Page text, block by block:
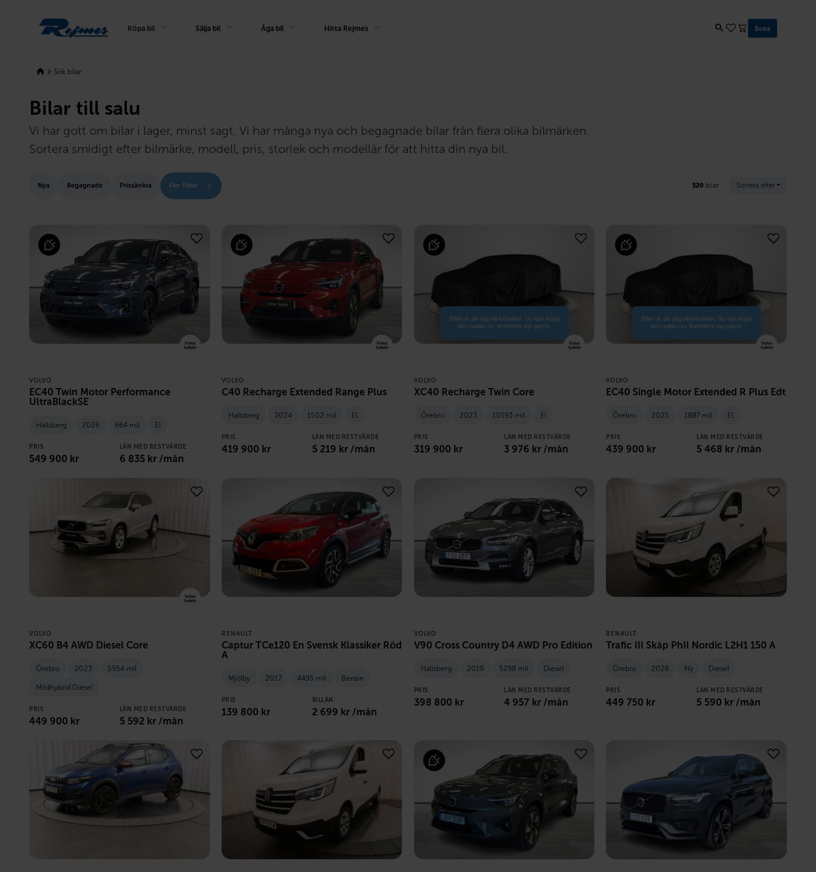
Köpa bil Sälja bil Äga bil Hitta Rejmes Boka
Sök bilar
Bilar till salu
Vi har gott om bilar i lager, minst sagt. Vi har många nya och begagnade bilar från flera olika bilmärken.
Sortera smidigt efter bilmärke, modell, pris, storlek och modellår för att hitta din nya bil.
Nya Begagnade Prissänkta Fler Filter 520 bilar Sortera efter
VOLVO
EC40 Twin Motor Performance
UltraBlackSE
Hallsberg 2026 664 mil El
PRIS
549 900 kr
LÅN MED RESTVÄRDE
6 835 kr /mån
VOLVO
C40 Recharge Extended Range Plus
Hallsberg 2024 1502 mil El
PRIS
419 900 kr
LÅN MED RESTVÄRDE
5 219 kr /mån
VOLVO
XC40 Recharge Twin Core
Örebro 2023 10193 mil El
PRIS
319 900 kr
LÅN MED RESTVÄRDE
3 976 kr /mån
VOLVO
EC40 Single Motor Extended R Plus Edt
Örebro 2025 1887 mil El
PRIS
439 900 kr
LÅN MED RESTVÄRDE
5 468 kr /mån
VOLVO
XC60 B4 AWD Diesel Core
Örebro 2023 5954 mil
Mildhybrid Diesel
PRIS
449 900 kr
LÅN MED RESTVÄRDE
5 592 kr /mån
RENAULT
Captur TCe120 En Svensk Klassiker Röd
A
Mjölby 2017 4495 mil Bensin
PRIS
139 800 kr
BILLÅN
2 699 kr /mån
VOLVO
V90 Cross Country D4 AWD Pro Edition
Hallsberg 2019 5298 mil Diesel
PRIS
398 800 kr
LÅN MED RESTVÄRDE
4 957 kr /mån
RENAULT
Trafic III Skåp PhII Nordic L2H1 150 A
Örebro 2026 Ny Diesel
PRIS
449 750 kr
LÅN MED RESTVÄRDE
5 590 kr /mån